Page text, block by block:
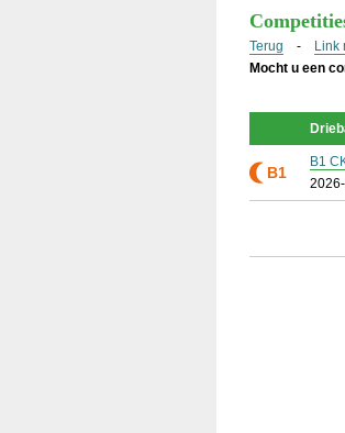
Terug - Link
Mocht u een
B1
B1